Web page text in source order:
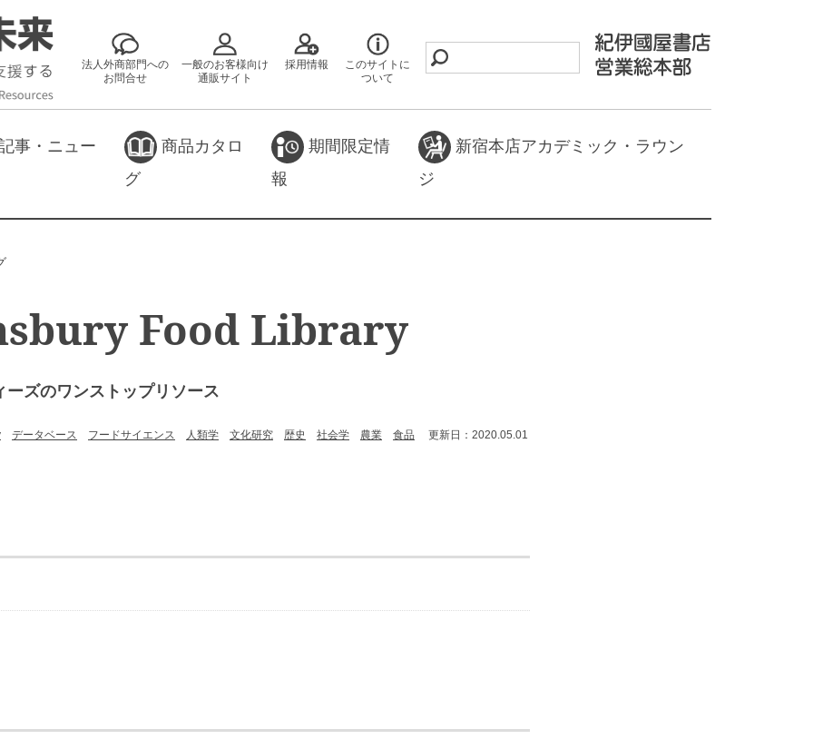
法人外商部門への
お問合せ
一般のお客様向け
通販サイト
採用情報
このサイトに
ついて
事・ニュー
商品カタロ
グ
期間限定情
報
新宿本店アカデミック・ラウン
ジ
Food Library
ーズのワンストップリソース
データベース フードサイエンス 人類学 文化研究 歴史 社会学 農業 食品 更新日：2020.05.01